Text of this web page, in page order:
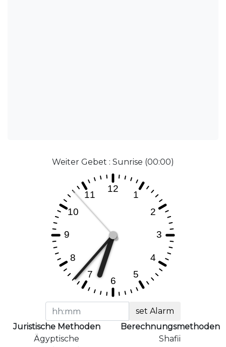
Weiter Gebet : Sunrise (00:00)
set Alarm
Juristische Methoden
Ägyptische
Berechnungsmethoden
Shafii